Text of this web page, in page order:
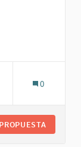
municipal
0